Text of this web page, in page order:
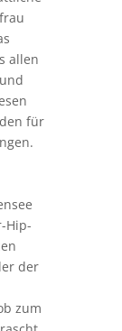
der
zum